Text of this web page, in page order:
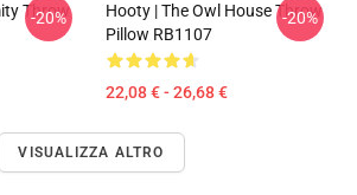
Throw
-20%
Hooty | The Owl House Throw
Pillow RB1107
22,08 € - 26,68 €
-20%
VISUALIZZA ALTRO